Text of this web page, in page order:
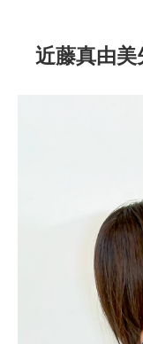
近藤真由美